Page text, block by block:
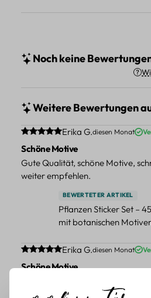
Noch keine
Weitere Bewertungen
Durchschnittliche Bewertung von 5
Erika G.diesen Monat
Schöne Motive
Gute Qualität, schöne Motive,
weiter empfehlen.
BEWERTETER ARTIKEL
Pflanzen Sticker Set –
mit botanischen
Durchschnittliche Bewertung von 5
Erika G.diesen Monat
Schöne Motive
würde sie wieder kaufen.